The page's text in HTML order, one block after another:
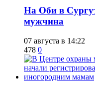
​На Оби в
мужчина
07 августа в 14:22
478 0